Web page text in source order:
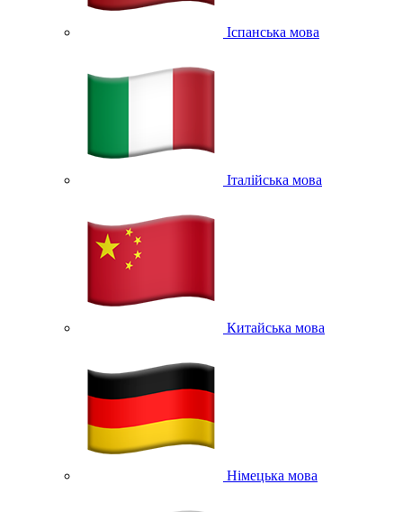
Іспанська мова
Італійська мова
Китайська мова
Німецька мова